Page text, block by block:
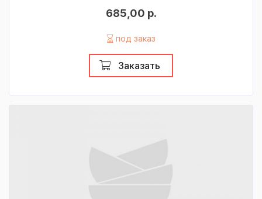
685,00 р.
под заказ
Заказать